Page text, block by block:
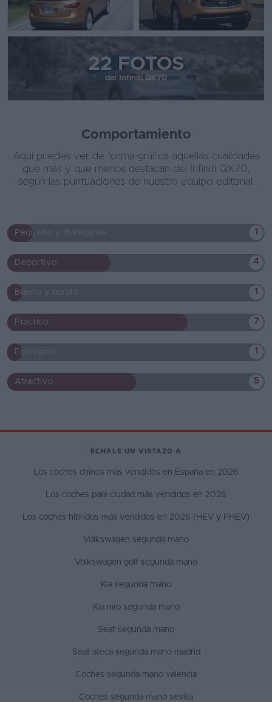
22 FOTOS
del Infiniti QX70
Comportamiento
Aquí puedes ver de forma gráfica aquellas cualidades
que más y que menos destacan del Infiniti QX70,
según las puntuaciones de nuestro equipo editorial.
Pequeño y manejable 1
Deportivo 4
Bueno y barato 1
Práctico 7
Ecológico 1
Atractivo 5
ÉCHALE UN VISTAZO A
Los coches chinos más vendidos en España en 2026
Los coches para ciudad más vendidos en 2026
Los coches híbridos más vendidos en 2026 (HEV y PHEV)
Volkswagen segunda mano
Volkswagen golf segunda mano
Kia segunda mano
Kia niro segunda mano
Seat segunda mano
Seat ateca segunda mano madrid
Coches segunda mano valencia
Coches segunda mano sevilla